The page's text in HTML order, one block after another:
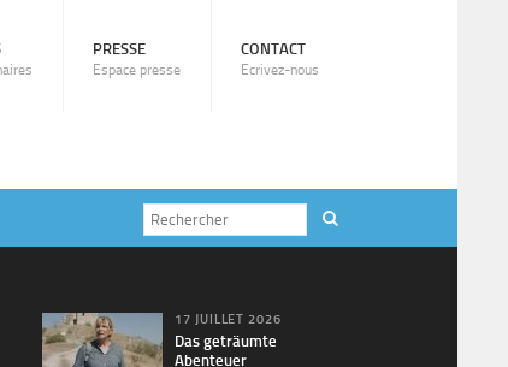
PRESSE
Espace presse
CONTACT
Ecrivez-nous
17 JUILLET 2026
Das geträumte
Abenteuer